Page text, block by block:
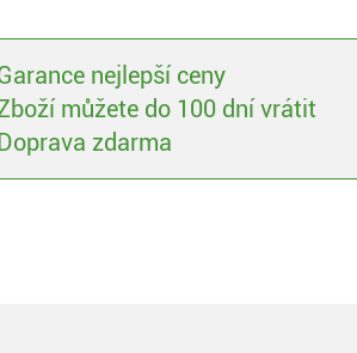
nejlepší ceny
můžete do 100 dní vrátit
zdarma